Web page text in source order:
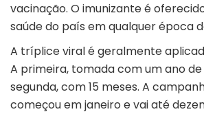
vacinação. O imunizante é
saúde do país em qualquer época
A tríplice viral é geralmente
A primeira, tomada com um ano de
segunda, com 15 meses. A
começou em janeiro e vai até